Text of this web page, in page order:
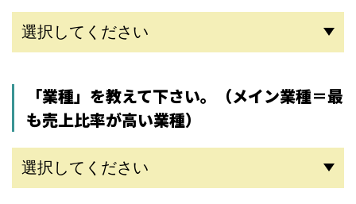
「業種」を教えて下さい。
（メイン業種＝最
も売上比率が高い業種）